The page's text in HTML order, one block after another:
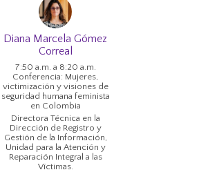
Diana Marcela Gómez
Correal
7:50 a.m. a 8:20 a.m.
Conferencia: Mujeres,
victimización y visiones de
seguridad humana feminista
en Colombia
Directora Técnica en la
Dirección de Registro y
Gestión de la Información,
Unidad para la Atención y
Reparación Integral a las
Víctimas.